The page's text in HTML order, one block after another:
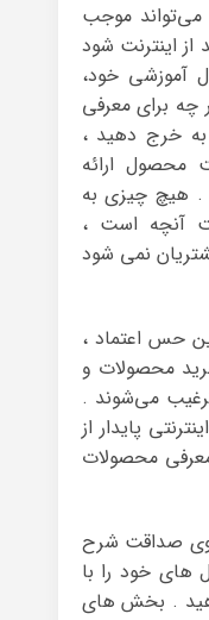
موجب
اینترنت شود
آموزشی خود،
برای معرفی
خرج دهید ،
محصول ارائه
هیچ چیزی به
آنچه است ،
نمی شود
حس اعتماد ،
محصولات و
می‌شوند .
پایدار از
محصولات
صداقت شرح
های خود را با
. بخش های